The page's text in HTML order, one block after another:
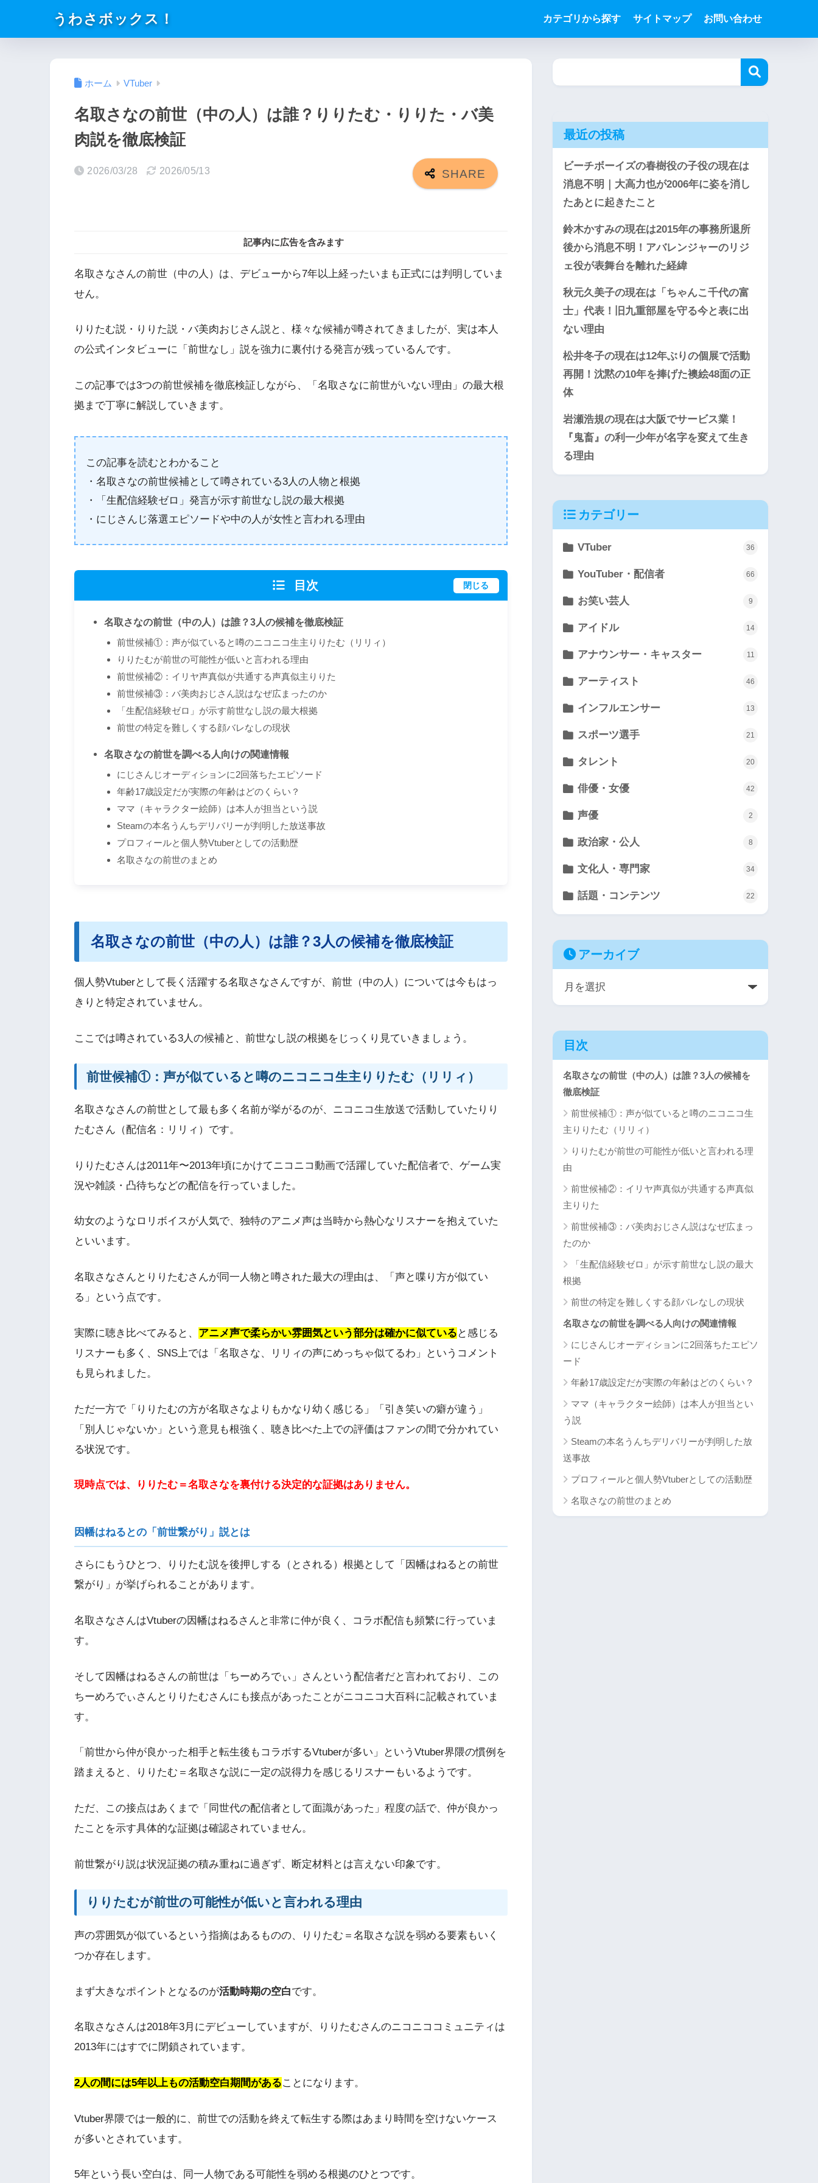
うわさボックス！ カテゴリから探す サイトマップ お問い合わせ
ホーム VTuber
名取さなの前世（中の人）は誰？りりたむ・りりた・バ美
肉説を徹底検証
2026/03/28 2026/05/13
記事内に広告を含みます
名取さなさんの前世（中の人）は、デビューから7年以上経ったいまも正式には判明していま
せん。
りりたむ説・りりた説・バ美肉おじさん説と、様々な候補が噂されてきましたが、実は本人
の公式インタビューに「前世なし」説を強力に裏付ける発言が残っているんです。
この記事では3つの前世候補を徹底検証しながら、「名取さなに前世がいない理由」の最大根
拠まで丁寧に解説していきます。
この記事を読むとわかること
・名取さなの前世候補として噂されている3人の人物と根拠
・「生配信経験ゼロ」発言が示す前世なし説の最大根拠
・にじさんじ落選エピソードや中の人が女性と言われる理由
目次 閉じる
名取さなの前世（中の人）は誰？3人の候補を徹底検証
前世候補①：声が似ていると噂のニコニコ生主りりたむ（リリィ）
りりたむが前世の可能性が低いと言われる理由
前世候補②：イリヤ声真似が共通する声真似主りりた
前世候補③：バ美肉おじさん説はなぜ広まったのか
「生配信経験ゼロ」が示す前世なし説の最大根拠
前世の特定を難しくする顔バレなしの現状
名取さなの前世を調べる人向けの関連情報
にじさんじオーディションに2回落ちたエピソード
年齢17歳設定だが実際の年齢はどのくらい？
ママ（キャラクター絵師）は本人が担当という説
Steamの本名うんちデリバリーが判明した放送事故
プロフィールと個人勢Vtuberとしての活動歴
名取さなの前世のまとめ
名取さなの前世（中の人）は誰？3人の候補を徹底検証
個人勢Vtuberとして長く活躍する名取さなさんですが、前世（中の人）については今もはっ
きりと特定されていません。
ここでは噂されている3人の候補と、前世なし説の根拠をじっくり見ていきましょう。
前世候補①：声が似ていると噂のニコニコ生主りりたむ（リリィ）
名取さなさんの前世として最も多く名前が挙がるのが、ニコニコ生放送で活動していたりり
たむさん（配信名：リリィ）です。
りりたむさんは2011年〜2013年頃にかけてニコニコ動画で活躍していた配信者で、ゲーム実
況や雑談・凸待ちなどの配信を行っていました。
幼女のようなロリボイスが人気で、独特のアニメ声は当時から熱心なリスナーを抱えていた
といいます。
名取さなさんとりりたむさんが同一人物と噂された最大の理由は、「声と喋り方が似てい
る」という点です。
実際に聴き比べてみると、 アニメ声で柔らかい雰囲気という部分は確かに似ている と感じる
リスナーも多く、SNS上では「名取さな、リリィの声にめっちゃ似てるわ」というコメント
も見られました。
ただ一方で「りりたむの方が名取さなよりもかなり幼く感じる」「引き笑いの癖が違う」
「別人じゃないか」という意見も根強く、聴き比べた上での評価はファンの間で分かれてい
る状況です。
現時点では、りりたむ＝名取さなを裏付ける決定的な証拠はありません。
因幡はねるとの「前世繋がり」説とは
さらにもうひとつ、りりたむ説を後押しする（とされる）根拠として「因幡はねるとの前世
繋がり」が挙げられることがあります。
名取さなさんはVtuberの因幡はねるさんと非常に仲が良く、コラボ配信も頻繁に行っていま
す。
そして因幡はねるさんの前世は「ちーめろでぃ」さんという配信者だと言われており、この
ちーめろでぃさんとりりたむさんにも接点があったことがニコニコ大百科に記載されていま
す。
「前世から仲が良かった相手と転生後もコラボするVtuberが多い」というVtuber界隈の慣例を
踏まえると、りりたむ＝名取さな説に一定の説得力を感じるリスナーもいるようです。
ただ、この接点はあくまで「同世代の配信者として面識があった」程度の話で、仲が良かっ
たことを示す具体的な証拠は確認されていません。
前世繋がり説は状況証拠の積み重ねに過ぎず、断定材料とは言えない印象です。
りりたむが前世の可能性が低いと言われる理由
声の雰囲気が似ているという指摘はあるものの、りりたむ＝名取さな説を弱める要素もいく
つか存在します。
まず大きなポイントとなるのが活動時期の空白です。
名取さなさんは2018年3月にデビューしていますが、りりたむさんのニコニココミュニティは
2013年にはすでに閉鎖されています。
2人の間には5年以上もの活動空白期間があることになります。
Vtuber界隈では一般的に、前世での活動を終えて転生する際はあまり時間を空けないケース
が多いとされています。
5年という長い空白は、同一人物である可能性を弱める根拠のひとつです。
最近の投稿
ビーチボーイズの春樹役の子役の現在は
消息不明｜大高力也が2006年に姿を消し
たあとに起きたこと
鈴木かすみの現在は2015年の事務所退所
後から消息不明！アバレンジャーのリジ
ェ役が表舞台を離れた経緯
秋元久美子の現在は「ちゃんこ千代の富
士」代表！旧九重部屋を守る今と表に出
ない理由
松井冬子の現在は12年ぶりの個展で活動
再開！沈黙の10年を捧げた襖絵48面の正
体
岩瀬浩規の現在は大阪でサービス業！
『鬼畜』の利一少年が名字を変えて生き
る理由
カテゴリー
VTuber 36
YouTuber・配信者 66
お笑い芸人 9
アイドル 14
アナウンサー・キャスター 11
アーティスト 46
インフルエンサー 13
スポーツ選手 21
タレント 20
俳優・女優 42
声優 2
政治家・公人 8
文化人・専門家 34
話題・コンテンツ 22
アーカイブ
目次
名取さなの前世（中の人）は誰？3人の候補を
徹底検証
前世候補①：声が似ていると噂のニコニコ生
主りりたむ（リリィ）
りりたむが前世の可能性が低いと言われる理
由
前世候補②：イリヤ声真似が共通する声真似
主りりた
前世候補③：バ美肉おじさん説はなぜ広まっ
たのか
「生配信経験ゼロ」が示す前世なし説の最大
根拠
前世の特定を難しくする顔バレなしの現状
名取さなの前世を調べる人向けの関連情報
にじさんじオーディションに2回落ちたエピソ
ード
年齢17歳設定だが実際の年齢はどのくらい？
ママ（キャラクター絵師）は本人が担当とい
う説
Steamの本名うんちデリバリーが判明した放
送事故
プロフィールと個人勢Vtuberとしての活動歴
名取さなの前世のまとめ